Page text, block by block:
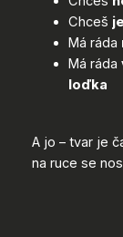
Chceš
Má ráda
Má ráda
loďka
A jo – tvar je
na ruce se